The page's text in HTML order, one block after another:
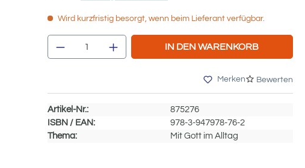
Wird kurzfristig besorgt, wenn beim Lieferant verfügbar.
Produkt Anzahl: Gib den gewünschten
IN DEN WARENKORB
Merken Bewerten
Artikel-Nr.:
875276
ISBN / EAN:
978-3-947978-76-2
Thema:
Mit Gott im Alltag